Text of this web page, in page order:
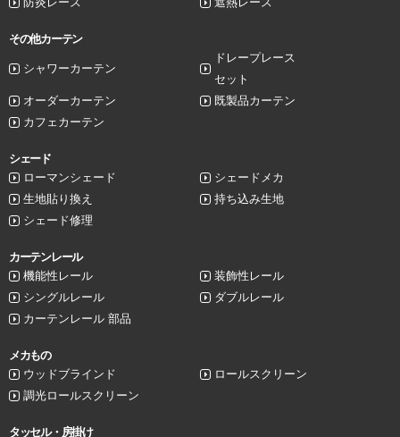
その他カーテン
シャワーカーテン
ドレープレース
セット
オーダーカーテン
既製品カーテン
カフェカーテン
シェード
ローマンシェード
シェードメカ
生地貼り換え
持ち込み生地
シェード修理
カーテンレール
機能性レール
装飾性レール
シングルレール
ダブルレール
カーテンレール 部品
メカもの
ウッドブラインド
ロールスクリーン
調光ロールスクリーン
タッセル・房掛け